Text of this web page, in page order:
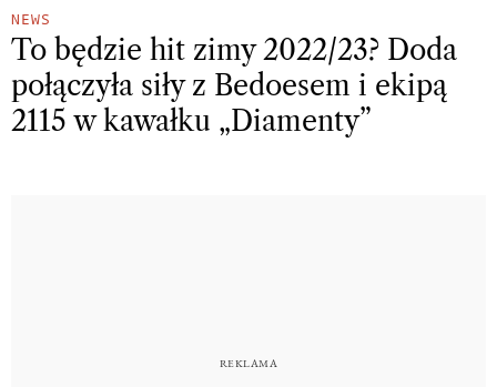
NEWS
To będzie hit zimy 2022/23? Doda
połączyła siły z Bedoesem i ekipą
2115 w kawałku „Diamenty”